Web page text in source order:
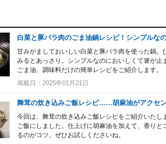
白菜と豚バラ肉のごま油鍋レシピ！シンプルな
甘みがましておいしい白菜と豚バラ肉を使った鍋
みるとあっさり。シンプルなのにおいしくて箸が
ごま油、調味料だけの簡単レシピをご紹介します。
掲載日：2025年01月21日
舞茸の炊き込みご飯レシピ……胡麻油がアクセ
今回は、舞茸の炊き込みご飯レシピをご紹介いた
ご飯にしました。仕上げに胡麻油を加えて、香り
るのがコツ。ぜひお試しくださいね。